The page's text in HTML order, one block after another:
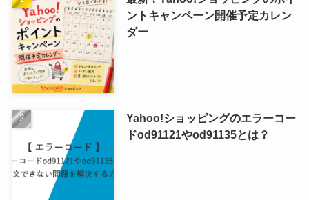
ントキャンペーン開催予定カレン
ダー
Yahoo!ショッピングのエラーコー
ドod91121やod91135とは？